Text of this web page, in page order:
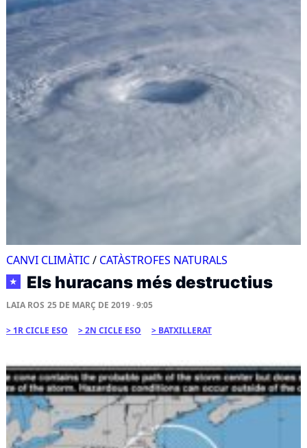
CANVI CLIMÀTIC/ CATÀSTROFES NATURALS
★ Els huracans més destructius
LAIA ROS 25 DE MARÇ DE 2019 · 9:05
1R CICLE ESO 2N CICLE ESO BATXILLERAT